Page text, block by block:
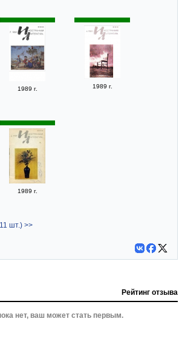
1989 г. 1989 г.
1989 г.
шт.) >>
Рейтинг отзыва
нет, ваш может стать первым.